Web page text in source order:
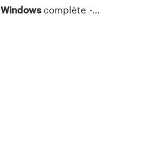
Windowscomplète -…